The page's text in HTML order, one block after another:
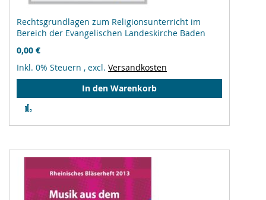
Rechtsgrundlagen zum Religionsunterricht im
Bereich der Evangelischen Landeskirche Baden
0,00 €
Inkl. 0% Steuern , excl. Versandkosten
In den Warenkorb
hinzufügen